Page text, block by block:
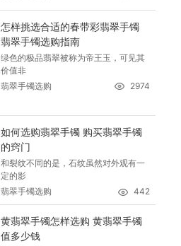
怎样挑选合适的春带彩翡翠手镯
翡翠手镯选购指南
绿色的极品翡翠被称为帝王玉，可见其
价值非
翡翠手镯选购
2974
如何选购翡翠手镯 购买翡翠手镯
的窍门
和裂纹不同的是，石纹虽然对外观有一
定的影
翡翠手镯选购
442
黄翡翠手镯怎样选购 黄翡翠手镯
值多少钱